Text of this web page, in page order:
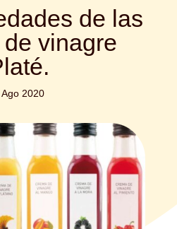
de las
vinagre
Ago 2020